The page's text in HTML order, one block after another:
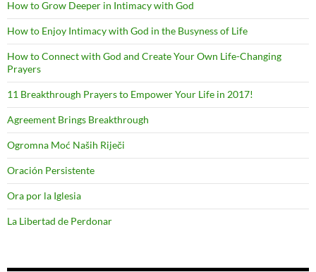
How to Grow Deeper in Intimacy with God
How to Enjoy Intimacy with God in the Busyness of Life
How to Connect with God and Create Your Own Life-Changing
Prayers
11 Breakthrough Prayers to Empower Your Life in 2017!
Agreement Brings Breakthrough
Ogromna Moć Naših Riječi
Oración Persistente
Ora por la Iglesia
La Libertad de Perdonar